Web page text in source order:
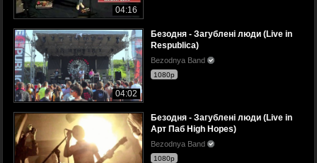
04:16
04:02
Безодня - Загублені люди (Live in
Respublica)
Bezodnya Band
1080p
Безодня - Загублені люди (Live in
Арт Паб High Hopes)
Bezodnya Band
1080p